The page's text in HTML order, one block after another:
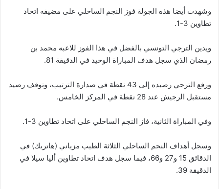
وشهدت أيضا هذه الجولة فوز النجم الساحلي على مضيفه اتحاد
تطاوين 3-1.
ويدين الترجي التونسي بالفضل في هذا الفوز للاعبه محمد بن
رمضان الذي سجل هدف المباراة الوحيد في الدقيقة 81.
ورفع الترجي رصيده إلى 43 نقطة في صدارة الترتيب، وتوقف رصيد
مستقبل الرجيش عند 28 نقطة في المركز الخامس.
وفي المباراة الثانية، فاز النجم الساحلي على اتحاد تطاوين 3-1.
وسجل أهداف النجم الساحلي الثلاثة الطيب مزياني (هاتريك) في
الدقائق 15 و27 و66، فيما سجل هدف اتحاد تطاوين أليا سيلا في
الدقيقة 39.